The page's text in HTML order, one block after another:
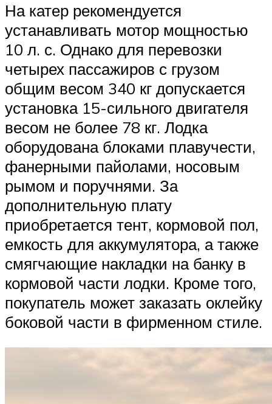
На катер рекомендуется
устанавливать мотор мощностью
10 л. с. Однако для перевозки
четырех пассажиров с грузом
общим весом 340 кг допускается
установка 15-сильного двигателя
весом не более 78 кг. Лодка
оборудована блоками плавучести,
фанерными пайолами, носовым
рымом и поручнями. За
дополнительную плату
приобретается тент, кормовой пол,
емкость для аккумулятора, а также
смягчающие накладки на банку в
кормовой части лодки. Кроме того,
покупатель может заказать оклейку
боковой части в фирменном стиле.